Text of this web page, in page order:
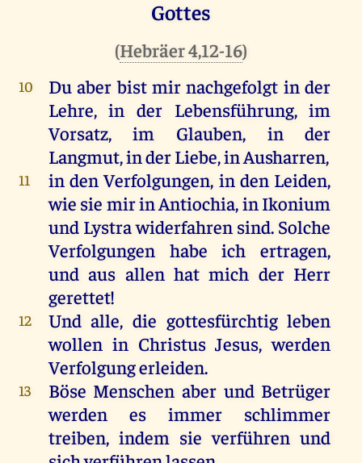
Gottes
(Hebräer 4,12-16)
10 Du aber bist mir nachgefolgt in der
Lehre,in der Lebensführung,im
Vorsatz,im Glauben, in
der
Langmut,inderLiebe,inAusharren,
11 in den Verfolgungen, in den Leiden,
wie sie mirinAntiochia,inIkonium
und Lystrawiderfahren sind. Solche
Verfolgungen
habe ich ertragen,
und aus allen hat mich der Herr
gerettet!
12 Und alle, die gottesfürchtig leben
wollen in Christus Jesus,werden
Verfolgungerleiden.
13 Böse Menschen aber undBetrüger
werden
es immer schlimmer
treiben, indem sie verführen und